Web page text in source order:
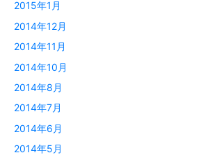
2015年1月
2014年12月
2014年11月
2014年10月
2014年8月
2014年7月
2014年6月
2014年5月